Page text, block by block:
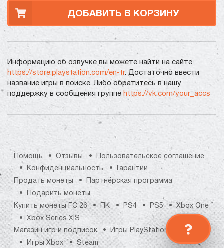
ДОБАВИТЬ В КОРЗИНУ
Информацию об озвучке вы можете найти на сайте
https://store.playstation.com/en-tr. Достаточно ввести
название игры в поиске. Либо обратитесь в нашу
поддержку в сообщения группе https://vk.com/your_accs
Помощь Отзывы
Пользовательское соглашение
Конфиденциальность
Гарантии
Продать монеты
Партнёрская программа
Подарить монеты
Купить монеты FC 26
ПК PS4 PS5
Xbox One
Xbox Series X|S
Магазин игр и подписок
Игры PlayStation
Игры Xbox
Steam